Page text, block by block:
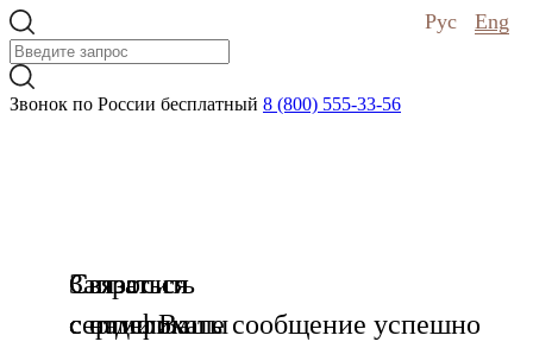
Связаться
с нами Ваше сообщение успешно
Запросить
сертификаты
Связаться
с отделом
Звонок по России бесплатный 8 (800) 555-33-56
Рус Eng